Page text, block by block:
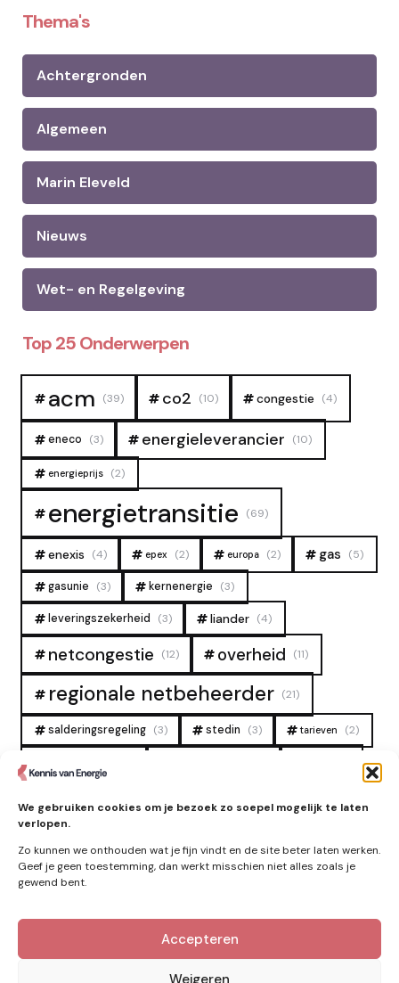
We gebruiken cookies om je bezoek zo soepel mogelijk te laten
verlopen.
Zo kunnen we onthouden wat je fijn vindt en de site beter laten werken.
Geef je geen toestemming, dan werkt misschien niet alles zoals je
gewend bent.
Accepteren
Weigeren
Thema's
Achtergronden
Algemeen
Marin Eleveld
Nieuws
Wet- en Regelgeving
Top 25 Onderwerpen
acm (39) co2 (10) congestie (4)
eneco (3) energieleverancier (10)
energieprijs (2)
energietransitie (69)
enexis (4) epex (2) europa (2) gas (5)
gasunie (3) kernenergie (3)
leveringszekerheid (3) liander (4)
netcongestie (12) overheid (11)
regionale netbeheerder (21)
salderingsregeling (3) stedin (3) tarieven (2)
tennet
zonne-energie (9)
Kennis van Energie in je mailbox?
Abonner op nieuwe artikelen.